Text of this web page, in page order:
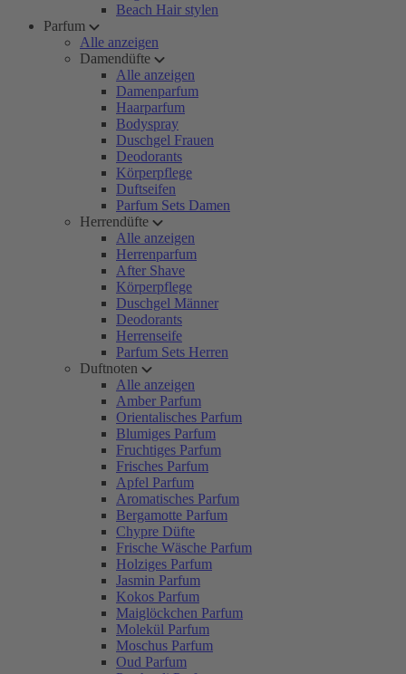
Beach Hair stylen
Parfum
Alle anzeigen
Damendüfte
Alle anzeigen
Damenparfum
Haarparfum
Bodyspray
Duschgel Frauen
Deodorants
Körperpflege
Duftseifen
Parfum Sets Damen
Herrendüfte
Alle anzeigen
Herrenparfum
After Shave
Körperpflege
Duschgel Männer
Deodorants
Herrenseife
Parfum Sets Herren
Duftnoten
Alle anzeigen
Amber Parfum
Orientalisches Parfum
Blumiges Parfum
Fruchtiges Parfum
Frisches Parfum
Apfel Parfum
Aromatisches Parfum
Bergamotte Parfum
Chypre Düfte
Frische Wäsche Parfum
Holziges Parfum
Jasmin Parfum
Kokos Parfum
Maiglöckchen Parfum
Molekül Parfum
Moschus Parfum
Oud Parfum